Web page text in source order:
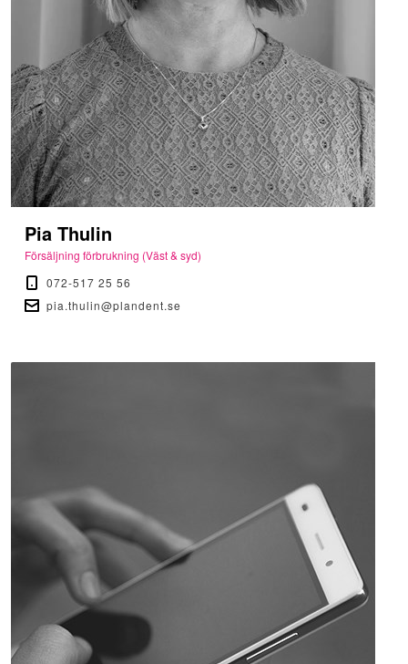
Pia Thulin
Försäljning förbrukning (Väst & syd)
072-517 25 56
pia.thulin@plandent.se